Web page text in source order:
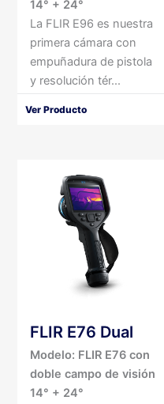
14° + 24°
La FLIR E96 es nuestra
primera cámara con
empuñadura de pistola
y resolución tér...
Ver Producto
FLIR E76 Dual
Modelo: FLIR E76 con
doble campo de visión
14° + 24°